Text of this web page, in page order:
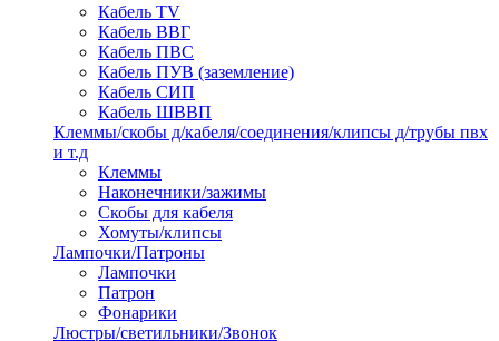
Кабель TV
Кабель ВВГ
Кабель ПВС
Кабель ПУВ (заземление)
Кабель СИП
Кабель ШВВП
Клеммы/скобы д/кабеля/соединения/клипсы д/трубы пвх
и т.д
Клеммы
Наконечники/зажимы
Скобы для кабеля
Хомуты/клипсы
Лампочки/Патроны
Лампочки
Патрон
Фонарики
Люстры/светильники/Звонок